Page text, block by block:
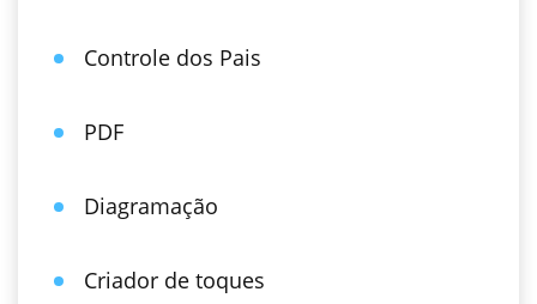
Controle dos Pais
PDF
Diagramação
Criador de toques